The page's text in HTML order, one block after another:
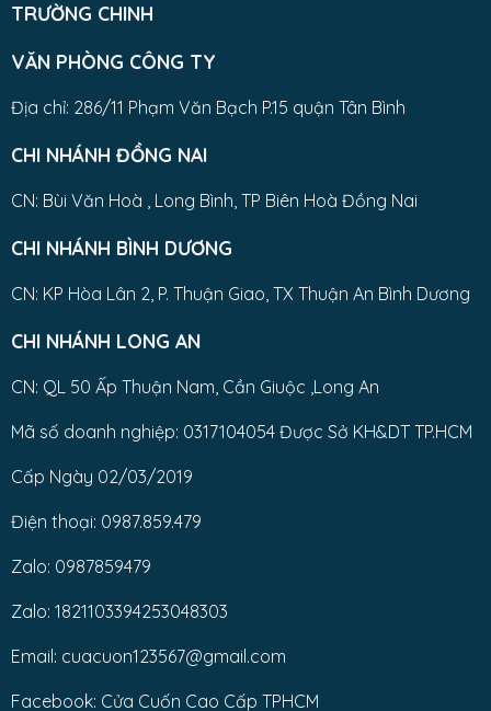
TRƯỜNG CHINH
VĂN PHÒNG CÔNG TY
Địa chỉ: 286/11 Phạm Văn Bạch P.15 quận Tân Bình
CHI NHÁNH ĐỒNG NAI
CN: Bùi Văn Hoà , Long Bình, TP Biên Hoà Đồng Nai
CHI NHÁNH BÌNH DƯƠNG
CN: KP Hòa Lân 2, P. Thuận Giao, TX Thuận An Bình Dương
CHI NHÁNH LONG AN
CN: QL 50 Ấp Thuận Nam, Cần Giuộc ,Long An
Mã số doanh nghiệp: 0317104054 Được Sở KH&DT TP.HCM
Cấp Ngày 02/03/2019
Điện thoại: 0987.859.479
Zalo: 0987859479
Zalo: 1821103394253048303
Email: cuacuon123567@gmail.com
Facebook: Cửa Cuốn Cao Cấp TPHCM